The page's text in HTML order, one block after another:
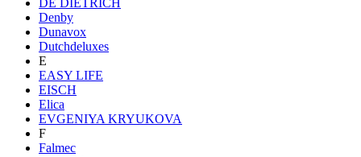
Denby
Dunavox
Dutchdeluxes
E
EASY LIFE
EISCH
Elica
EVGENIYA KRYUKOVA
F
Falmec